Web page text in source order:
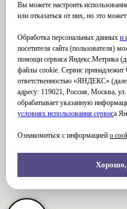
Вы можете настроить
или отказаться от них, но это
Обработка персональных данных и
посетителя сайта (пользователя)
помощи сервиса Яндекс.Метрика
файлы cookie. Сервис принадлежит
ответственностью «ЯНДЕКС»
адресу: 119021, Россия, Москва,
обрабатывает указанную
условиях использования сервиса
Ознакомиться с информацией о